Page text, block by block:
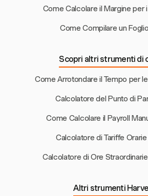
Come Calcolare il Margine per
Come Compilare un
Scopri altri strumenti di
Come Arrotondare il Tempo per
Calcolatore del Punto di
Come Calcolare il Payroll
Calcolatore di Tariffe Orarie
Calcolatore di Ore
Altri strumenti